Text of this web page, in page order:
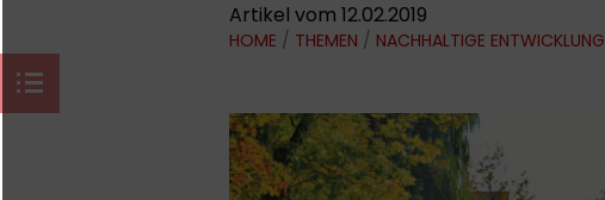
Artikel vom 12.02.2019
HOME / THEMEN / NACHHALTIGE ENTWICKLUNG